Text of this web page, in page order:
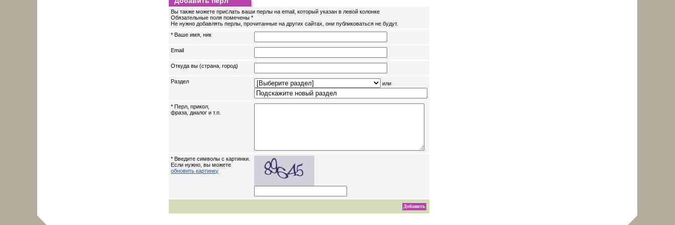
Вы также можете прислать ваши перлы на email, который указан в левой колонке
Обязательные поля помечены *
Не нужно добавлять перлы, прочитанные на других сайтах, они публиковаться не будут.
* Ваше имя, ник
Email
Откуда вы (страна, город)
Раздел или
* Перл, прикол,
фраза, диалог и т.п.
* Введите символы с картинки.
Если нужно, вы можете
обновить картинку